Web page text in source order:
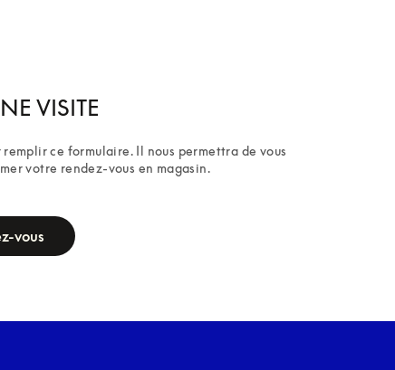
VISITE
ce formulaire. Il nous permettra de vous
votre rendez-vous en magasin.
vous